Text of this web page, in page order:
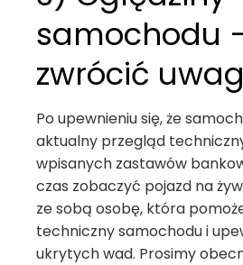
samochodu
zwrócić
Po upewnieniu się, że
aktualny przegląd
wpisanych zastawów
czas zobaczyć pojazd na
ze sobą osobę, która
techniczny samochodu i
ukrytych wad. Prosimy